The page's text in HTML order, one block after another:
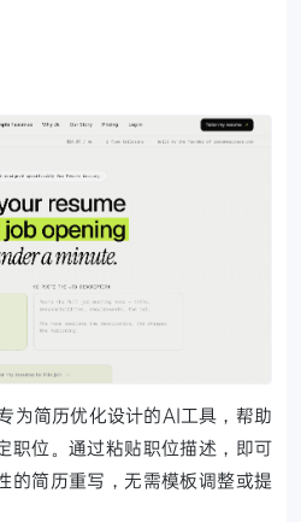
简历优化设计的AI工具，帮助
职位。通过粘贴职位描述，即可
的简历重写，无需模板调整或提